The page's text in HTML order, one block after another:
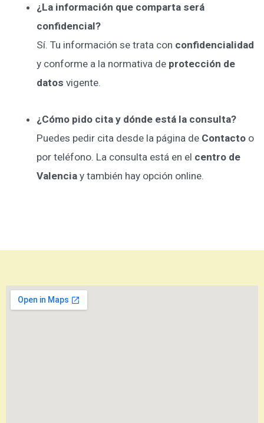
¿La información que comparta será
confidencial?
Sí. Tu información se trata con confidencialidad
y conforme a la normativa de protección de
datos vigente.
¿Cómo pido cita y dónde está la consulta?
Puedes pedir cita desde la página de Contactoo
por teléfono. La consulta está en el centro de
Valenciay también hay opción online.